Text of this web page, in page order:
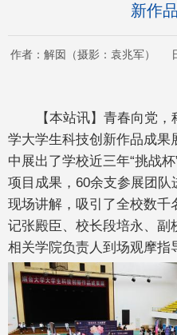
新作
作者：解囡（摄影：袁兆军）
【本站讯】青春向党
学大学生科技创新作品成
中展出了学校近三年“挑战
项目成果，60余支参展团队
现场讲解，吸引了全校数千
记张殿臣、校长段培永、副
相关学院负责人到场观摩指